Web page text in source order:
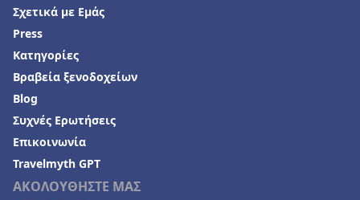
ΑΚΟΛΟΥΘΗΣΤΕ ΜΑΣ
Σχετικά με Εμάς
Press
Κατηγορίες
Βραβεία ξενοδοχείων
Blog
Συχνές Ερωτήσεις
Επικοινωνία
Travelmyth GPT